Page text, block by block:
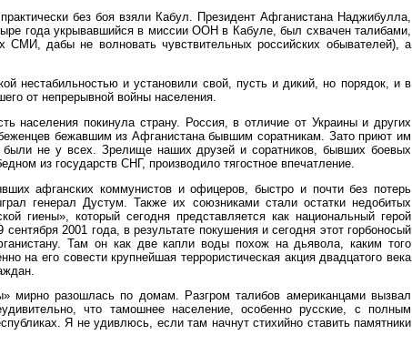
без боя взяли Кабул. Президент Афганистана Наджибулла,
года укрывавшийся в миссии ООН в Кабуле, был схвачен талибами,
СМИ, дабы не волновать чувствительных российских обывателей), а
нестабильностью и установили свой, пусть и дикий, но порядок, и в
от непрерывной войны населения.
населения покинула страну. Россия, в отличие от Украины и других
бежавшим из Афганистана бывшим соратникам. Зато приют им
не у всех. Зрелище наших друзей и соратников, бывших боевых
из государств СНГ, производило тягостное впечатление.
афганских коммунистов и офицеров, быстро и почти без потерь
генерал Дустум. Также их союзниками стали остатки недобитых
гиены», который сегодня представляется как национальный герой
2001 года, в результате покушения и сегодня этот горбоносый
Там он как две капли воды похож на дьявола, каким того
на его совести крупнейшая террористическая акция двадцатого века
мирно разошлась по домам. Разгром талибов американцами вызвал
что тамошнее население, особенно русские, с полным
Я не удивлюсь, если там начнут стихийно ставить памятники